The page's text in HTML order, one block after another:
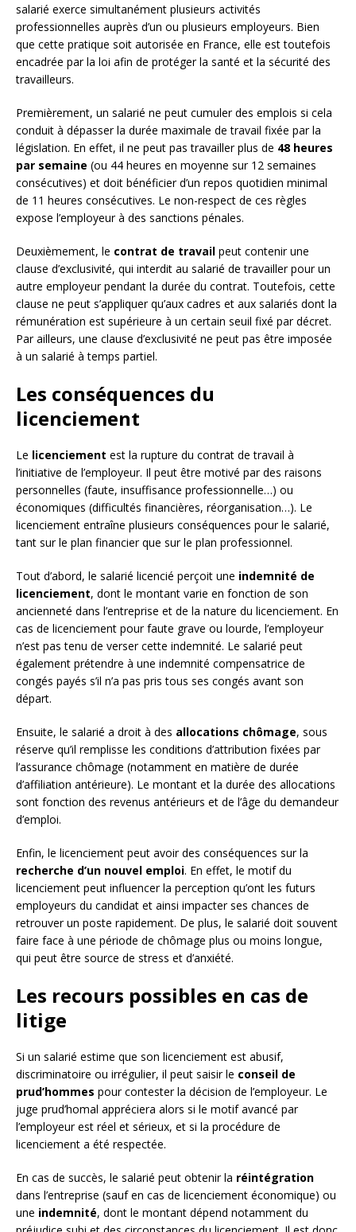
salarié exerce simultanément plusieurs activités
professionnelles auprès d’un ou plusieurs employeurs. Bien
que cette pratique soit autorisée en France, elle est toutefois
encadrée par la loi afin de protéger la santé et la sécurité des
travailleurs.
Premièrement, un salarié ne peut cumuler des emplois si cela
conduit à dépasser la durée maximale de travail fixée par la
législation. En effet, il ne peut pas travailler plus de 48 heures
par semaine (ou 44 heures en moyenne sur 12 semaines
consécutives) et doit bénéficier d’un repos quotidien minimal
de 11 heures consécutives. Le non-respect de ces règles
expose l’employeur à des sanctions pénales.
Deuxièmement, le contrat de travail peut contenir une
clause d’exclusivité, qui interdit au salarié de travailler pour un
autre employeur pendant la durée du contrat. Toutefois, cette
clause ne peut s’appliquer qu’aux cadres et aux salariés dont la
rémunération est supérieure à un certain seuil fixé par décret.
Par ailleurs, une clause d’exclusivité ne peut pas être imposée
à un salarié à temps partiel.
Les conséquences du
licenciement
Le licenciement est la rupture du contrat de travail à
l’initiative de l’employeur. Il peut être motivé par des raisons
personnelles (faute, insuffisance professionnelle…) ou
économiques (difficultés financières, réorganisation…). Le
licenciement entraîne plusieurs conséquences pour le salarié,
tant sur le plan financier que sur le plan professionnel.
Tout d’abord, le salarié licencié perçoit une indemnité de
licenciement, dont le montant varie en fonction de son
ancienneté dans l’entreprise et de la nature du licenciement. En
cas de licenciement pour faute grave ou lourde, l’employeur
n’est pas tenu de verser cette indemnité. Le salarié peut
également prétendre à une indemnité compensatrice de
congés payés s’il n’a pas pris tous ses congés avant son
départ.
Ensuite, le salarié a droit à des allocations chômage, sous
réserve qu’il remplisse les conditions d’attribution fixées par
l’assurance chômage (notamment en matière de durée
d’affiliation antérieure). Le montant et la durée des allocations
sont fonction des revenus antérieurs et de l’âge du demandeur
d’emploi.
Enfin, le licenciement peut avoir des conséquences sur la
recherche d’un nouvel emploi. En effet, le motif du
licenciement peut influencer la perception qu’ont les futurs
employeurs du candidat et ainsi impacter ses chances de
retrouver un poste rapidement. De plus, le salarié doit souvent
faire face à une période de chômage plus ou moins longue,
qui peut être source de stress et d’anxiété.
Les recours possibles en cas de
litige
Si un salarié estime que son licenciement est abusif,
discriminatoire ou irrégulier, il peut saisir le conseil de
prud’hommes pour contester la décision de l’employeur. Le
juge prud’homal appréciera alors si le motif avancé par
l’employeur est réel et sérieux, et si la procédure de
licenciement a été respectée.
En cas de succès, le salarié peut obtenir la réintégration
dans l’entreprise (sauf en cas de licenciement économique) ou
une indemnité, dont le montant dépend notamment du